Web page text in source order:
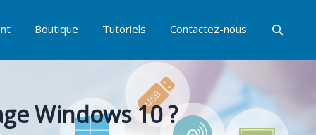
Boutique Tutoriels Contactez-nous
Windows 10 ?